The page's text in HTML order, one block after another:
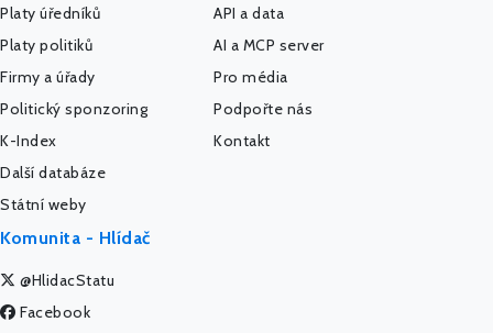
Platy úředníků
Platy politiků
Firmy a úřady
Politický sponzoring
K-Index
Další databáze
Státní weby
API a data
AI a MCP server
Pro média
Podpořte nás
Kontakt
Komunita - Hlídač
@HlidacStatu
Facebook